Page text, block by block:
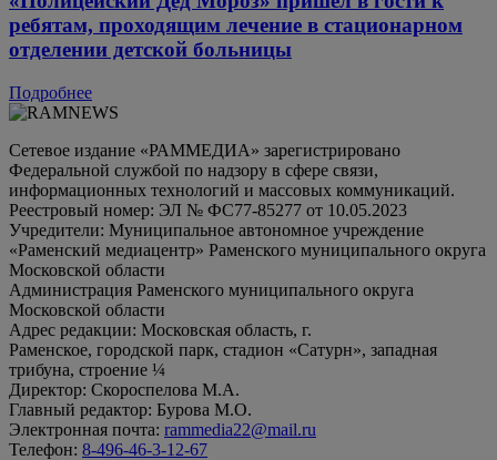
ребятам, проходящим лечение в стационарном
отделении детской больницы
Подробнее
Сетевое издание «РАММЕДИА» зарегистрировано
Федеральной службой по надзору в сфере связи,
информационных технологий и массовых коммуникаций.
Реестровый номер: ЭЛ № ФС77-85277 от 10.05.2023
Учредители: Муниципальное автономное учреждение
«Раменский медиацентр» Раменского муниципального округа
Московской области
Администрация Раменского муниципального округа
Московской области
Адрес редакции: Московская область, г.
Раменское, городской парк, стадион «Сатурн», западная
трибуна, строение ¼
Директор: Скороспелова М.А.
Главный редактор: Бурова М.О.
Электронная почта: rammedia22@mail.ru
Телефон: 8-496-46-3-12-67